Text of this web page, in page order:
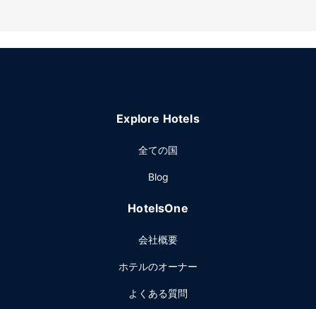
ンター、エクスプレス チェックアウトをお使いいただけま
イベントにご利用いただけます。敷地内にはセルフパーキン
Explore Hotels
全ての国
Blog
HotelsOne
会社概要
ホテルのオーナー
よくある質問